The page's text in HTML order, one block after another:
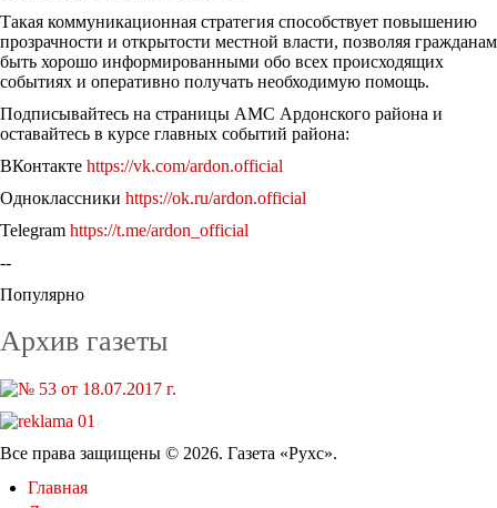
Такая коммуникационная стратегия способствует повышению
прозрачности и открытости местной власти, позволяя гражданам
быть хорошо информированными обо всех происходящих
событиях и оперативно получать необходимую помощь.
Подписывайтесь на страницы АМС Ардонского района и
оставайтесь в курсе главных событий района:
ВКонтакте https://vk.com/ardon.official
Одноклассники https://ok.ru/ardon.official
Telegram https://t.me/ardon_official
--
Популярно
Архив газеты
Все права защищены © 2026. Газета «Рухс».
Главная